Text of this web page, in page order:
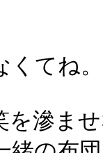
くてね
を滲ま